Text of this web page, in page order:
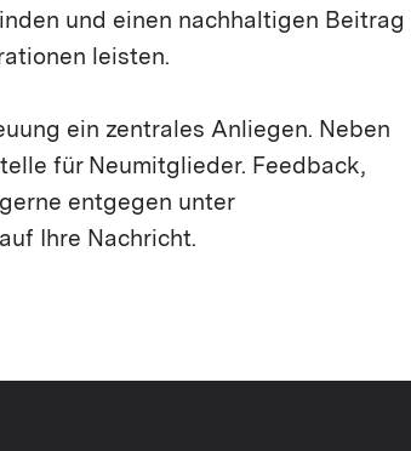
und einen nachhaltigen Beitrag
leisten.
ein zentrales Anliegen. Neben
für Neumitglieder. Feedback,
entgegen unter
Ihre Nachricht.